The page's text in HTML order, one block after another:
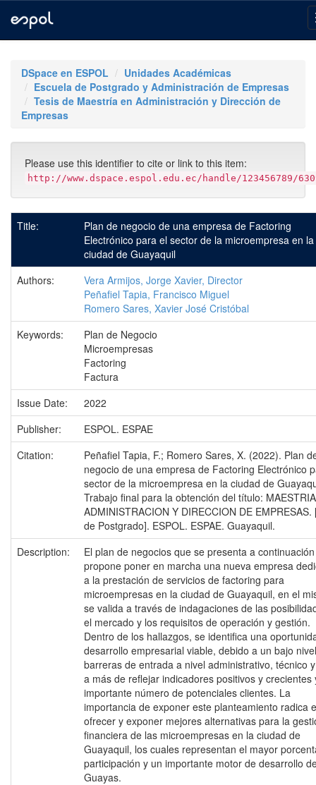
navigationDSpace en ESPOL
Unidades Académicas
Escuela de Postgrado y Administración de Empresas
Tesis de Maestría en Administración y Dirección de
Empresas
Please use this identifier to cite or link to this item:
http://www.dspace.espol.edu.ec/handle/123456789/
Title:
Plan de negocio de una empresa de Factoring
Electrónico para el sector de la microempresa en la
ciudad de Guayaquil
Authors:
Vera Armijos, Jorge Xavier, Director
Peñafiel Tapia, Francisco Miguel
Romero Sares, Xavier José Cristóbal
Keywords:
Plan de Negocio
Microempresas
Factoring
Factura
Issue Date:
2022
Publisher:
ESPOL. ESPAE
Citation:
Peñafiel Tapia, F.; Romero Sares, X. (2022). Plan
negocio de una empresa de Factoring Electrónico
sector de la microempresa en la ciudad de
Trabajo final para la obtención del título:
ADMINISTRACION Y DIRECCION DE EMPRESAS.
de Postgrado]. ESPOL. ESPAE. Guayaquil.
Description:
El plan de negocios que se presenta a
propone poner en marcha una nueva empresa
a la prestación de servicios de factoring para
microempresas en la ciudad de Guayaquil, en el
se valida a través de indagaciones de las
el mercado y los requisitos de operación y gestión.
Dentro de los hallazgos, se identifica una
desarrollo empresarial viable, debido a un bajo
barreras de entrada a nivel administrativo, técnico
a más de reflejar indicadores positivos y crecientes
importante número de potenciales clientes. La
importancia de exponer este planteamiento radica
ofrecer y exponer mejores alternativas para la
financiera de las microempresas en la ciudad de
Guayaquil, los cuales representan el mayor
participación y un importante motor de desarrollo
Guayas.